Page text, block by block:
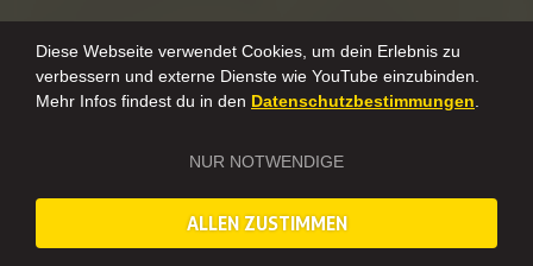
Diese Webseite verwendet Cookies, um dein Erlebnis zu
verbessern und externe Dienste wie YouTube einzubinden.
Mehr Infos findest du in den Datenschutzbestimmungen.
NUR NOTWENDIGE
ALLEN ZUSTIMMEN